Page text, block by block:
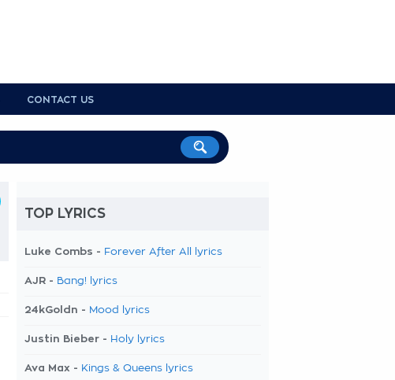
CONTACT US
TOP LYRICS
Luke Combs - Forever After All lyrics
AJR - Bang! lyrics
24kGoldn - Mood lyrics
Justin Bieber - Holy lyrics
Ava Max - Kings & Queens lyrics